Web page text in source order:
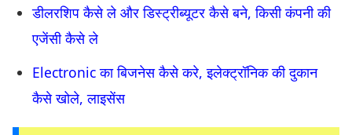
डीलरशिप कैसे ले और डिस्ट्रीब्यूटर कैसे बने, किसी कंपनी की
एजेंसी कैसे ले
Electronic का बिजनेस कैसे करे, इलेक्ट्रॉनिक की दुकान
कैसे खोले, लाइसेंस